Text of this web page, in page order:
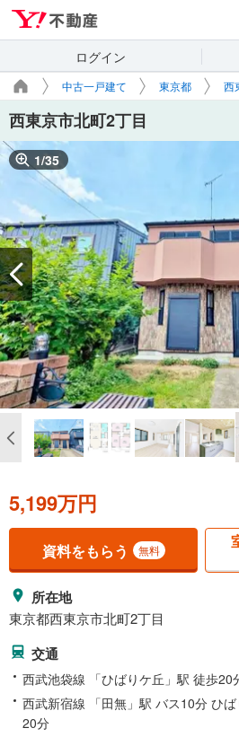
ログイン
中古一戸建て 東京都 西
西東京市北町2丁目
1/35
5,199万円
資料をもらう 無料
所在地
東京都西東京市北町2丁目
交通
西武池袋線 「ひばりケ丘」駅 徒歩20
西武新宿線 「田無」駅 バス10分 ひ
20分